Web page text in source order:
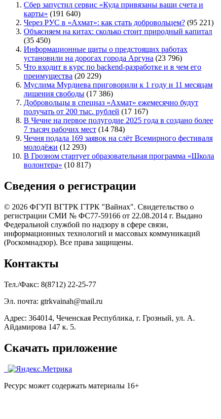
Сбер запустил сервис «Куда привязаны ваши счета и
карты» (191 640)
Через РУС в «Ахмат»: как стать добровольцем? (95 221)
Объясняем на китах: сколько стоит природный капитал
(35 450)
Информационные щиты о предстоящих работах
установили на дорогах города Аргуна (23 796)
Что входит в курс по backend-разработке и в чем его
преимущества (20 229)
Муслима Мурдиева приговорили к 1 году и 11 месяцам
лишения свободы (17 386)
Добровольцы в спецназ «Ахмат» ежемесячно будут
получать от 200 тыс. рублей (17 167)
В Чечне на первое полугодие 2025 года в создано более
7 тысяч рабочих мест (14 784)
Чечня подала 169 заявок на слёт Всемирного фестиваля
молодёжи (12 293)
В Грозном стартует образовательная программа «Школа
волонтера» (10 817)
Сведения о регистрации
© 2026 ФГУП ВГТРК ГТРК "Вайнах". Свидетельство о
регистрации СМИ № ФС77-59166 от 22.08.2014 г. Выдано
Федеральной службой по надзору в сфере связи,
информационных технологий и массовых коммуникаций
(Роскомнадзор). Все права защищены.
Контакты
Тел./Факс: 8(8712) 22-25-77
Эл. почта: gtrkvainah@mail.ru
Адрес: 364014, Чеченская Республика, г. Грозный, ул. А.
Айдамирова 147 к. 5.
Скачать приложение
Ресурс может содержать материалы 16+